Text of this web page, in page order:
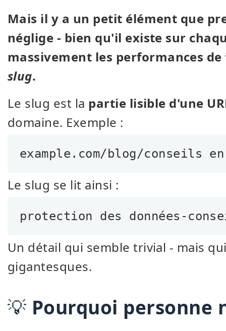
Mais il y a un petit élément que
néglige - bien qu'il existe sur
massivement les performances
slug.
Le slug est la partie lisible d'une
domaine. Exemple :
example.com/blog/conseils
Le slug se lit ainsi :
protection des données-
Un détail qui semble trivial - mais
gigantesques.
💡 Pourquoi personne